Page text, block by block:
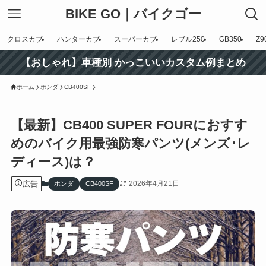
BIKE GO｜バイクゴー
クロスカブ ハンターカブ スーパーカブ レブル250 GB350
【おしゃれ】車種別 かっこいいカスタム例まとめ
ホーム ホンダ CB400SF
【最新】CB400 SUPER FOURにおすす
めのバイク用最強防寒パンツ(メンズ･レ
ディース)は？
広告 ホンダ CB400SF 2026年4月21日